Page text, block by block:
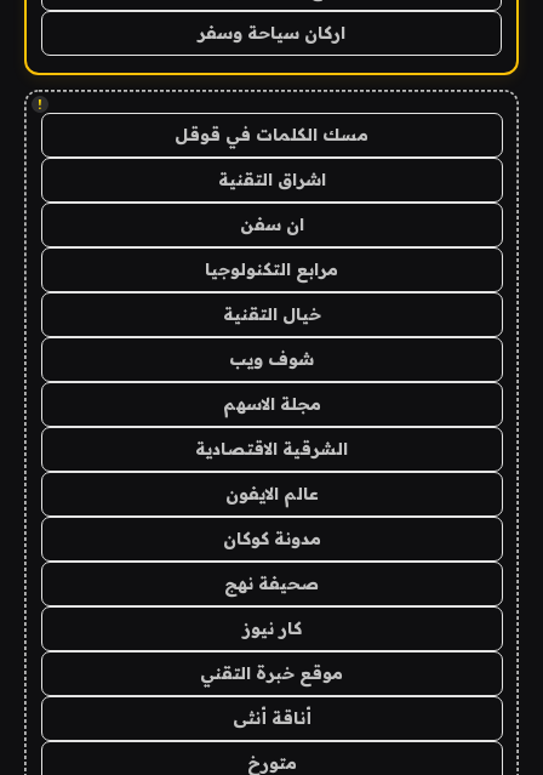
اركان سياحة وسفر
!
مسك الكلمات في قوقل
اشراق التقنية
ان سفن
مرابع التكنولوجيا
خيال التقنية
شوف ويب
مجلة الاسهم
الشرقية الاقتصادية
عالم الايفون
مدونة كوكان
صحيفة نهج
كار نيوز
موقع خبرة التقني
أناقة أنثى
متورخ